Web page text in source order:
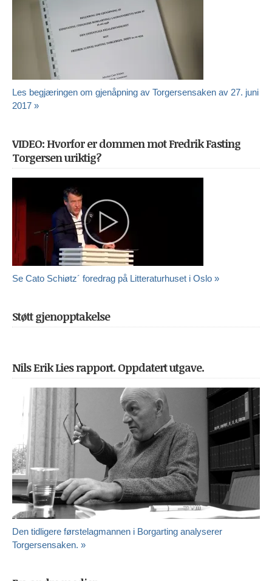
Les begjæringen om gjenåpning av Torgersensaken av 27. juni
2017 »
VIDEO: Hvorfor er dommen mot Fredrik Fasting
Torgersen uriktig?
Se Cato Schiøtz´ foredrag på Litteraturhuset i Oslo »
Støtt gjenopptakelse
Nils Erik Lies rapport. Oppdatert utgave.
Den tidligere førstelagmannen i Borgarting analyserer
Torgersensaken. »